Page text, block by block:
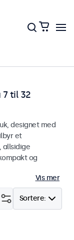
til 32
designet med
et
allsidige
og
Vis mer
Sortere: